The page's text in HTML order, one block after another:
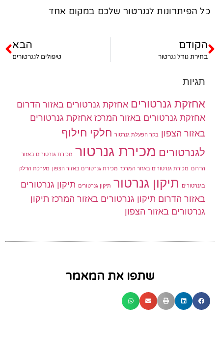
כל הפיתרונות לגנרטור שלכם במקום אחד
הקודם
בחירת גודל גנרטור
הבא
טיפולים לגנרטורים
תגיות
אחזקת גנרטורים אחזקת גנרטורים באזור הדרום
אחזקת גנרטורים באזור המרכז אחזקת גנרטורים
באזור הצפון בקר הפעלת גנרטור חלקי חילוף
לגנרטורים מכירת גנרטור מכירת גנרטורים באזור
הדרום מכירת גנרטורים באזור המרכז מכירת גנרטורים באזור הצפון מערכת הדלק
בגנרטורים תיקון גנרטור תיקון גנרטורים תיקון גנרטורים
באזור הדרום תיקון גנרטורים באזור המרכז תיקון
גנרטורים באזור הצפון
שתפו את המאמר